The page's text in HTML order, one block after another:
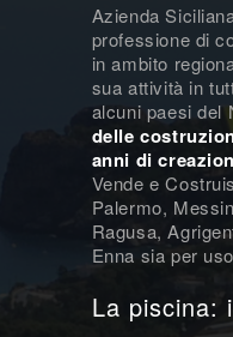
Azienda
professione di
in ambito
sua attività in
alcuni paesi del
delle
anni di
Vende e
Palermo,
Ragusa,
Enna sia per
La piscina: